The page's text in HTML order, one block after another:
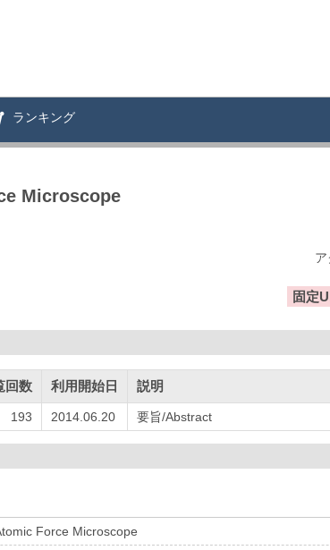
ランキング
Microscope
固定
回数 利用開始日 説明
193 2014.06.20 要旨/Abstract
Force Microscope